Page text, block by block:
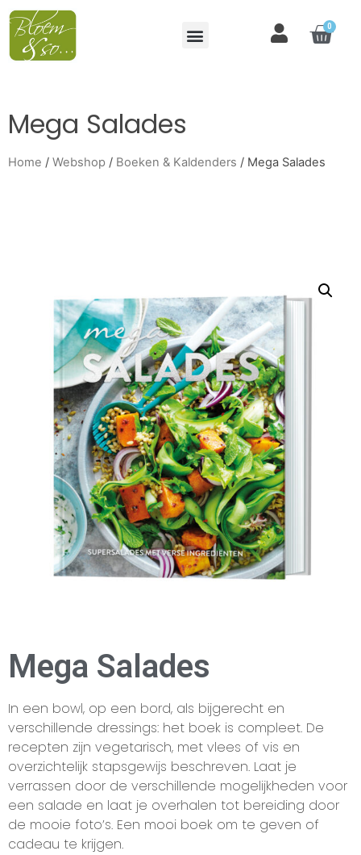
0
Mega Salades
Home / Webshop / Boeken & Kaldenders / Mega Salades
Mega Salades
In een bowl, op een bord, als bijgerecht en
verschillende dressings: het boek is compleet. De
recepten zijn vegetarisch, met vlees of vis en
overzichtelijk stapsgewijs beschreven. Laat je
verrassen door de verschillende mogelijkheden voor
een salade en laat je overhalen tot bereiding door
de mooie foto’s. Een mooi boek om te geven of
cadeau te krijgen.